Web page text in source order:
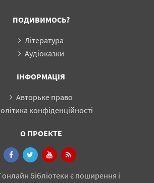
ПОДИВИМОСЬ?
Література
Аудіоказки
ІНФОРМАЦІЯ
Авторьке право
конфіденційності
О ПРОЕКТЕ
онлайн бібліотеки є поширення і